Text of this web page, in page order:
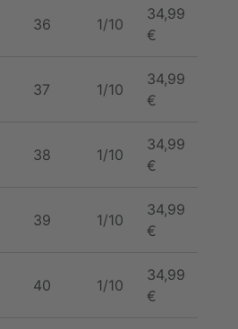
36 1/10
34,99
€
37 1/10
34,99
€
38 1/10
34,99
€
39 1/10
34,99
€
40 1/10
34,99
€